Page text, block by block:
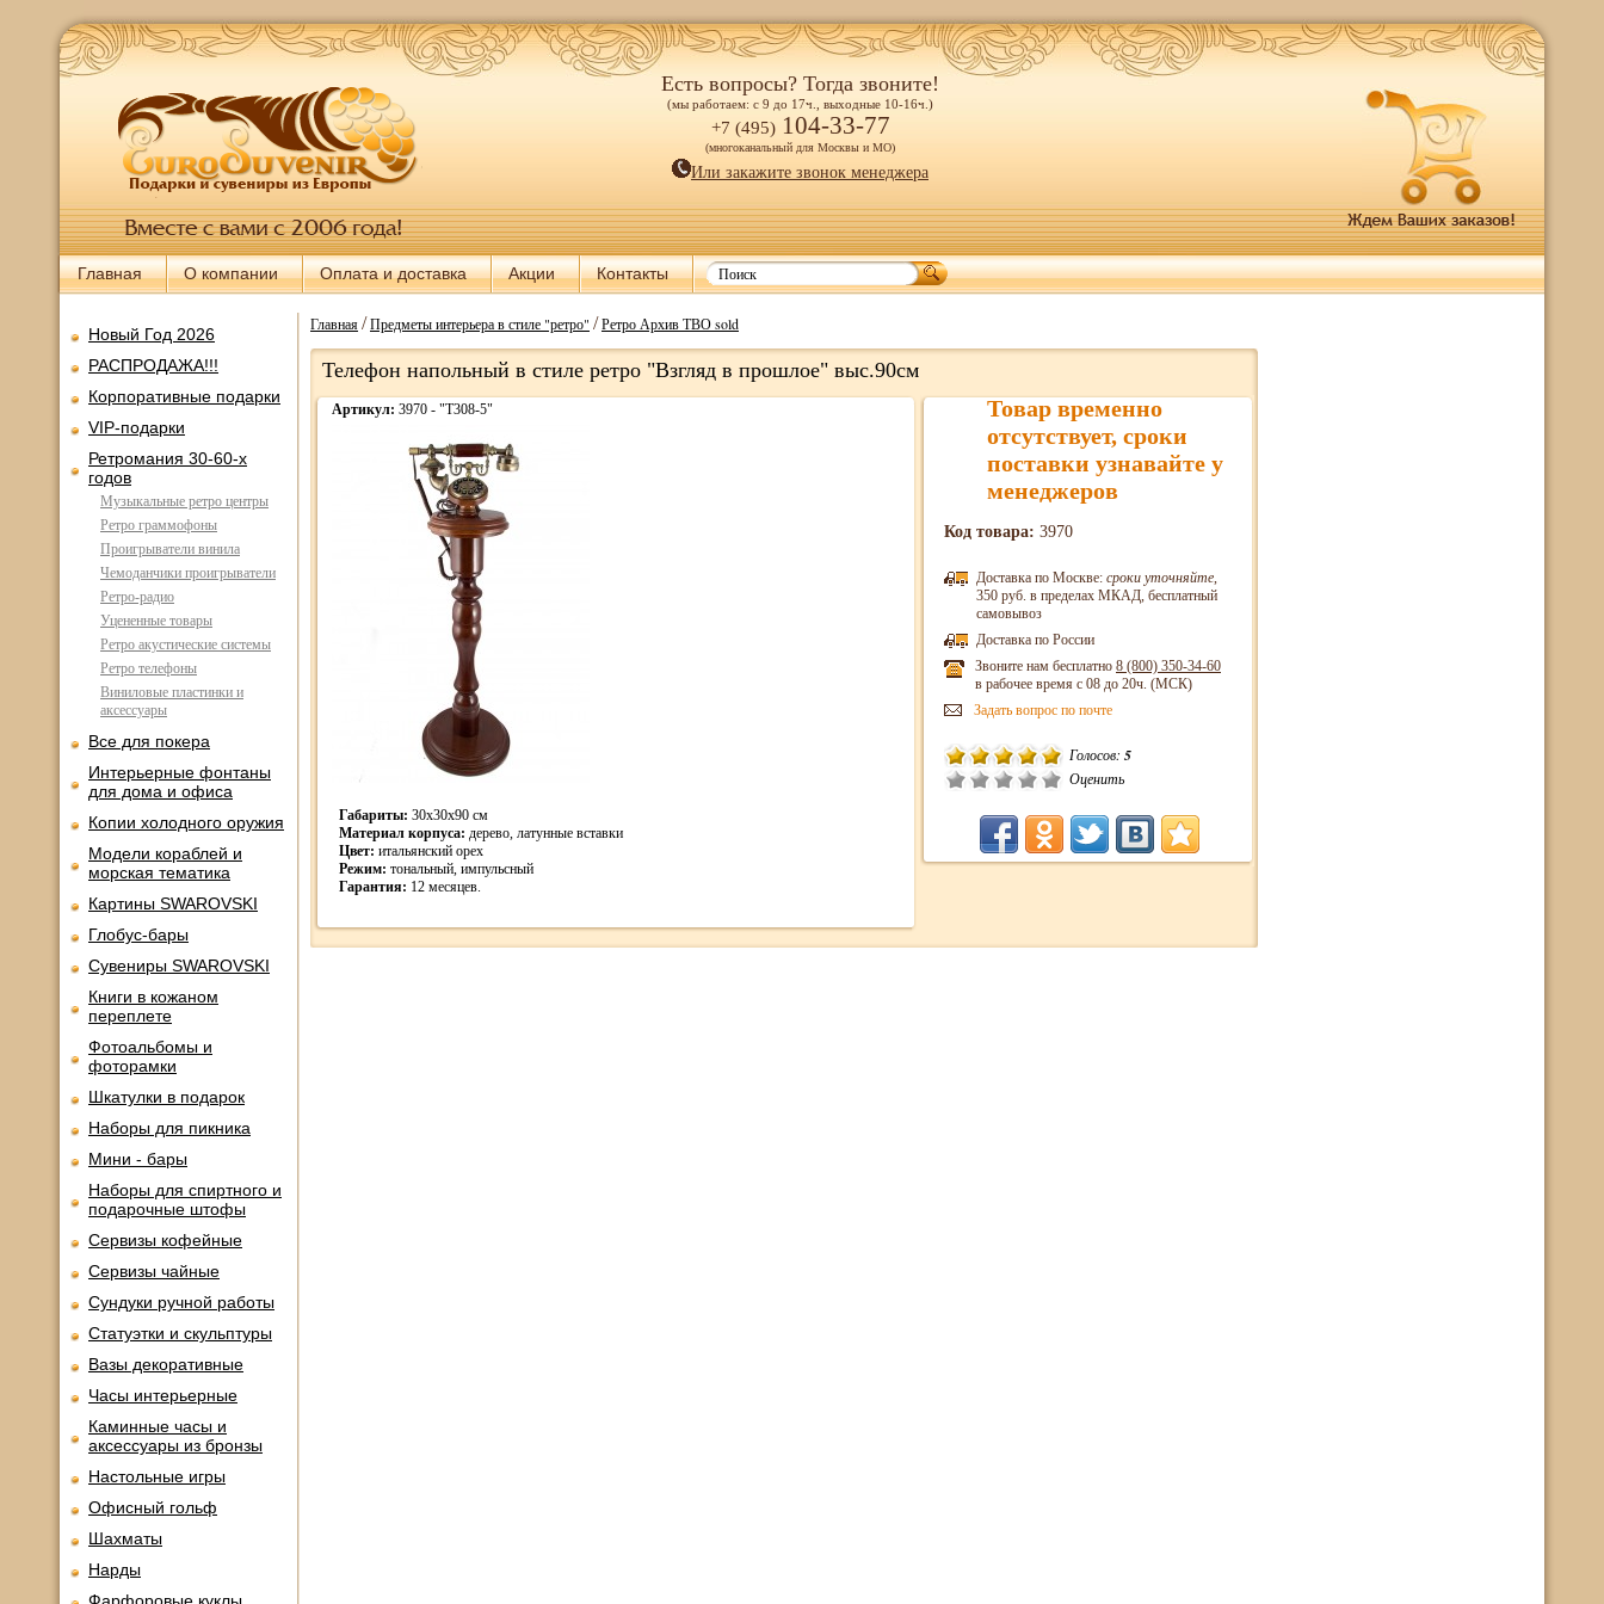
Есть вопросы? Тогда звоните!
(мы работаем: с 9 до 17ч., выходные 10-16ч.)
+7 (495) 104-33-77
(многоканальный для Москвы и МО)
Или закажите звонок менеджера
Главная О компании Оплата и доставка Акции Контакты
Новый Год 2026
РАСПРОДАЖА!!!
Корпоративные подарки
VIP-подарки
Ретромания 30-60-х
годов
Музыкальные ретро центры
Ретро граммофоны
Проигрыватели винила
Чемоданчики проигрыватели
Ретро-радио
Уцененные товары
Ретро акустические системы
Ретро телефоны
Виниловые пластинки и
аксессуары
Все для покера
Интерьерные фонтаны
для дома и офиса
Копии холодного оружия
Модели кораблей и
морская тематика
Картины SWAROVSKI
Глобус-бары
Сувениры SWAROVSKI
Книги в кожаном
переплете
Фотоальбомы и
фоторамки
Шкатулки в подарок
Наборы для пикника
Мини - бары
Наборы для спиртного и
подарочные штофы
Сервизы кофейные
Сервизы чайные
Сундуки ручной работы
Статуэтки и скульптуры
Вазы декоративные
Часы интерьерные
Каминные часы и
аксессуары из бронзы
Настольные игры
Офисный гольф
Шахматы
Нарды
Главная/Предметы интерьера в стиле "ретро" /Ретро Архив ТВО sold
Телефон напольный в стиле ретро "Взгляд в прошлое" выс.90см
Артикул: 3970 - "T308-5"
Габариты: 30х30х90 см
Материал корпуса: дерево, латунные вставки
Цвет: итальянский орех
Режим: тональный, импульсный
Гарантия: 12 месяцев.
Товар временно
отсутствует, сроки
поставки узнавайте у
менеджеров
Код товара: 3970
Доставка по Москве: сроки уточняйте,
350 руб. в пределах МКАД, бесплатный
самовывоз
Доставка по России
Звоните нам бесплатно 8 (800) 350-34-60
в рабочее время с 08 до 20ч. (МСК)
Задать вопрос по почте
Голосов: 5
Оценить